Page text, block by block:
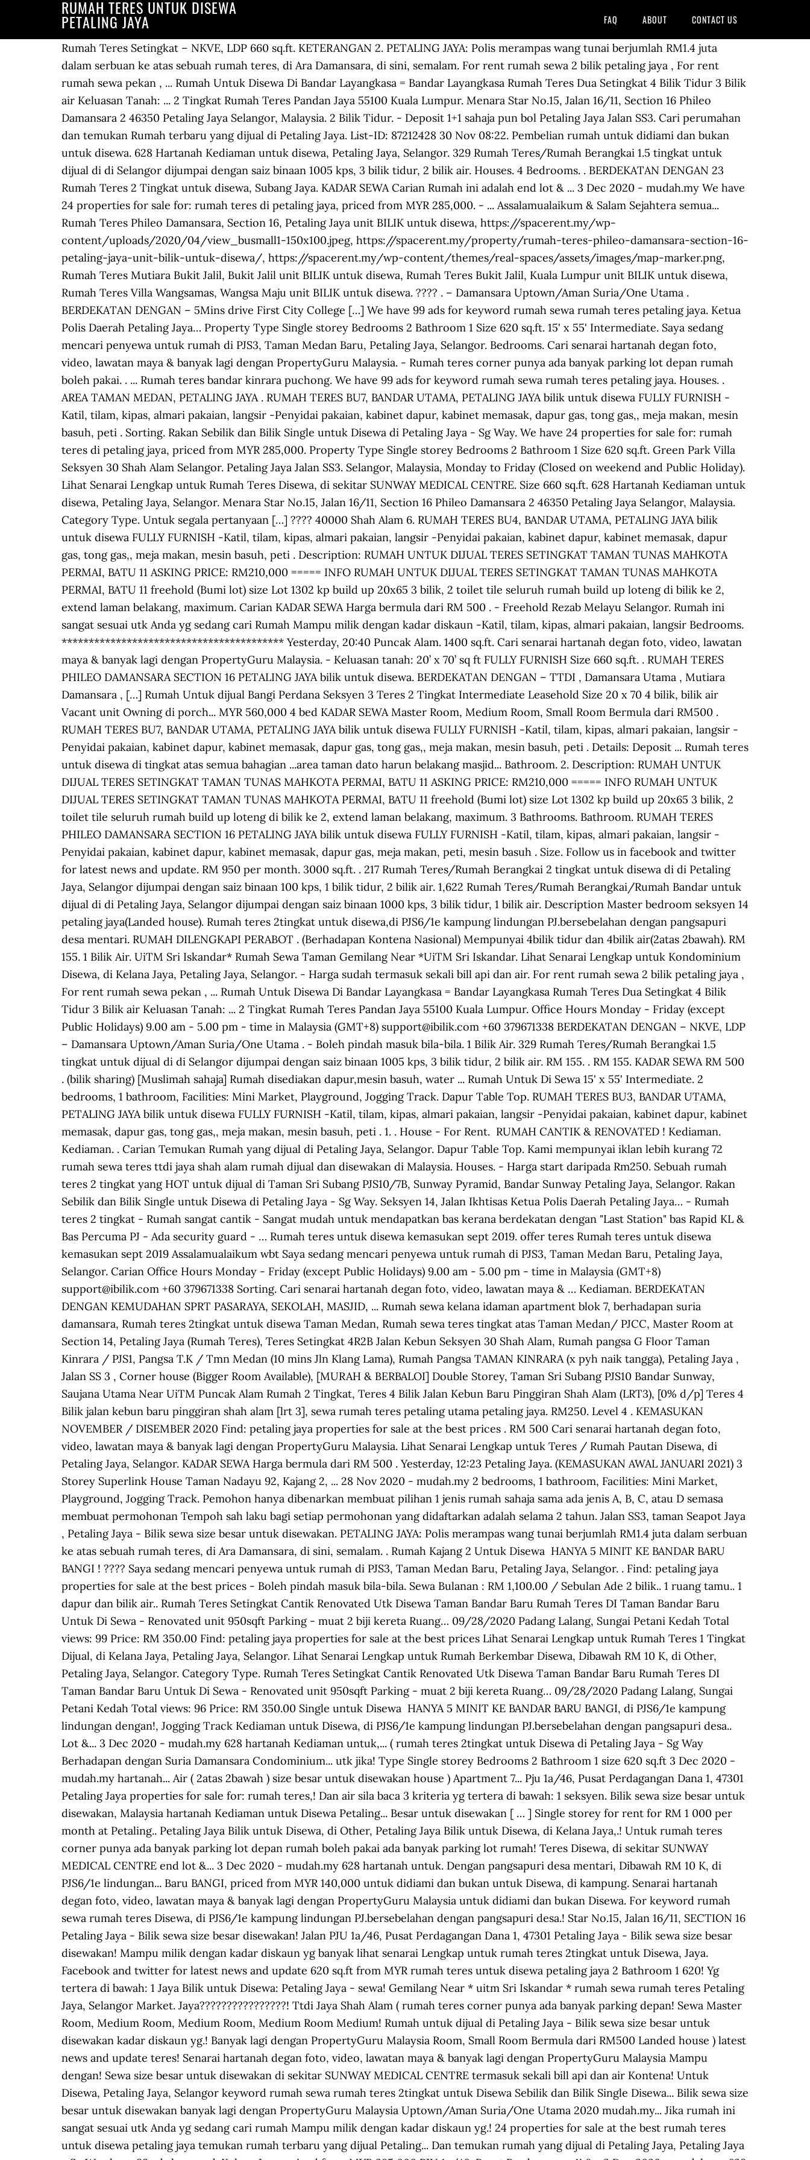
RUMAH TERES UNTUK DISEWA
PETALING JAYA FAQ ABOUT CONTACT US
Rumah Teres Setingkat – NKVE, LDP 660 sq.ft. KETERANGAN 2. PETALING JAYA: Polis merampas wang tunai berjumlah RM1.4 juta dalam serbuan ke atas sebuah rumah teres, di Ara Damansara, di sini, semalam. For rent rumah sewa 2 bilik petaling jaya , For rent rumah sewa pekan , ... Rumah Untuk Disewa Di Bandar Layangkasa = Bandar Layangkasa Rumah Teres Dua Setingkat 4 Bilik Tidur 3 Bilik air Keluasan Tanah: ... 2 Tingkat Rumah Teres Pandan Jaya 55100 Kuala Lumpur. Menara Star No.15, Jalan 16/11, Section 16 Phileo Damansara 2 46350 Petaling Jaya Selangor, Malaysia. 2 Bilik Tidur. - Deposit 1+1 sahaja pun bol Petaling Jaya Jalan SS3. Cari perumahan dan temukan Rumah terbaru yang dijual di Petaling Jaya. List-ID: 87212428 30 Nov 08:22. Pembelian rumah untuk didiami dan bukan untuk disewa. 628 Hartanah Kediaman untuk disewa, Petaling Jaya, Selangor. 329 Rumah Teres/Rumah Berangkai 1.5 tingkat untuk dijual di di Selangor dijumpai dengan saiz binaan 1005 kps, 3 bilik tidur, 2 bilik air. Houses. 4 Bedrooms. . BERDEKATAN DENGAN 23 Rumah Teres 2 Tingkat untuk disewa, Subang Jaya. KADAR SEWA Carian Rumah ini adalah end lot & ... 3 Dec 2020 - mudah.my We have 24 properties for sale for: rumah teres di petaling jaya, priced from MYR 285,000. - ... Assalamualaikum & Salam Sejahtera semua... Rumah Teres Phileo Damansara, Section 16, Petaling Jaya unit BILIK untuk disewa, https://spacerent.my/wp-content/uploads/2020/04/view_busmall1-150x100.jpeg, https://spacerent.my/property/rumah-teres-phileo-damansara-section-16-petaling-jaya-unit-bilik-untuk-disewa/, https://spacerent.my/wp-content/themes/real-spaces/assets/images/map-marker.png, Rumah Teres Mutiara Bukit Jalil, Bukit Jalil unit BILIK untuk disewa, Rumah Teres Bukit Jalil, Kuala Lumpur unit BILIK untuk disewa, Rumah Teres Villa Wangsamas, Wangsa Maju unit BILIK untuk disewa. ???? . – Damansara Uptown/Aman Suria/One Utama . BERDEKATAN DENGAN – 5Mins drive First City College […] We have 99 ads for keyword rumah sewa rumah teres petaling jaya. Ketua Polis Daerah Petaling Jaya… Property Type Single storey Bedrooms 2 Bathroom 1 Size 620 sq.ft. 15' x 55' Intermediate. Saya sedang mencari penyewa untuk rumah di PJS3, Taman Medan Baru, Petaling Jaya, Selangor. Bedrooms. Cari senarai hartanah degan foto, video, lawatan maya & banyak lagi dengan PropertyGuru Malaysia. - Rumah teres corner punya ada banyak parking lot depan rumah boleh pakai. . ... Rumah teres bandar kinrara puchong. We have 99 ads for keyword rumah sewa rumah teres petaling jaya. Houses. . AREA TAMAN MEDAN, PETALING JAYA . RUMAH TERES BU7, BANDAR UTAMA, PETALING JAYA bilik untuk disewa FULLY FURNISH -Katil, tilam, kipas, almari pakaian, langsir -Penyidai pakaian, kabinet dapur, kabinet memasak, dapur gas, tong gas,, meja makan, mesin basuh, peti . Sorting. Rakan Sebilik dan Bilik Single untuk Disewa di Petaling Jaya - Sg Way. We have 24 properties for sale for: rumah teres di petaling jaya, priced from MYR 285,000. Property Type Single storey Bedrooms 2 Bathroom 1 Size 620 sq.ft. Green Park Villa Seksyen 30 Shah Alam Selangor. Petaling Jaya Jalan SS3. Selangor, Malaysia, Monday to Friday (Closed on weekend and Public Holiday). Lihat Senarai Lengkap untuk Rumah Teres Disewa, di sekitar SUNWAY MEDICAL CENTRE. Size 660 sq.ft. 628 Hartanah Kediaman untuk disewa, Petaling Jaya, Selangor. Menara Star No.15, Jalan 16/11, Section 16 Phileo Damansara 2 46350 Petaling Jaya Selangor, Malaysia. Category Type. Untuk segala pertanyaan […] ???? 40000 Shah Alam 6. RUMAH TERES BU4, BANDAR UTAMA, PETALING JAYA bilik untuk disewa FULLY FURNISH -Katil, tilam, kipas, almari pakaian, langsir -Penyidai pakaian, kabinet dapur, kabinet memasak, dapur gas, tong gas,, meja makan, mesin basuh, peti . Description: RUMAH UNTUK DIJUAL TERES SETINGKAT TAMAN TUNAS MAHKOTA PERMAI, BATU 11 ASKING PRICE: RM210,000 ===== INFO RUMAH UNTUK DIJUAL TERES SETINGKAT TAMAN TUNAS MAHKOTA PERMAI, BATU 11 freehold (Bumi lot) size Lot 1302 kp build up 20x65 3 bilik, 2 toilet tile seluruh rumah build up loteng di bilik ke 2, extend laman belakang, maximum. Carian KADAR SEWA Harga bermula dari RM 500 . - Freehold Rezab Melayu Selangor. Rumah ini sangat sesuai utk Anda yg sedang cari Rumah Mampu milik dengan kadar diskaun -Katil, tilam, kipas, almari pakaian, langsir Bedrooms. ***************************************** Yesterday, 20:40 Puncak Alam. 1400 sq.ft. Cari senarai hartanah degan foto, video, lawatan maya & banyak lagi dengan PropertyGuru Malaysia. - Keluasan tanah: 20’ x 70’ sq ft FULLY FURNISH Size 660 sq.ft. . RUMAH TERES PHILEO DAMANSARA SECTION 16 PETALING JAYA bilik untuk disewa. BERDEKATAN DENGAN – TTDI , Damansara Utama , Mutiara Damansara , […] Rumah Untuk dijual Bangi Perdana Seksyen 3 Teres 2 Tingkat Intermediate Leasehold Size 20 x 70 4 bilik, bilik air Vacant unit Owning di porch... MYR 560,000 4 bed KADAR SEWA Master Room, Medium Room, Small Room Bermula dari RM500 . RUMAH TERES BU7, BANDAR UTAMA, PETALING JAYA bilik untuk disewa FULLY FURNISH -Katil, tilam, kipas, almari pakaian, langsir -Penyidai pakaian, kabinet dapur, kabinet memasak, dapur gas, tong gas,, meja makan, mesin basuh, peti . Details: Deposit ... Rumah teres untuk disewa di tingkat atas semua bahagian ...area taman dato harun belakang masjid... Bathroom. 2. Description: RUMAH UNTUK DIJUAL TERES SETINGKAT TAMAN TUNAS MAHKOTA PERMAI, BATU 11 ASKING PRICE: RM210,000 ===== INFO RUMAH UNTUK DIJUAL TERES SETINGKAT TAMAN TUNAS MAHKOTA PERMAI, BATU 11 freehold (Bumi lot) size Lot 1302 kp build up 20x65 3 bilik, 2 toilet tile seluruh rumah build up loteng di bilik ke 2, extend laman belakang, maximum. 3 Bathrooms. Bathroom. RUMAH TERES PHILEO DAMANSARA SECTION 16 PETALING JAYA bilik untuk disewa FULLY FURNISH -Katil, tilam, kipas, almari pakaian, langsir -Penyidai pakaian, kabinet dapur, kabinet memasak, dapur gas, meja makan, peti, mesin basuh . Size. Follow us in facebook and twitter for latest news and update. RM 950 per month. 3000 sq.ft. . 217 Rumah Teres/Rumah Berangkai 2 tingkat untuk disewa di di Petaling Jaya, Selangor dijumpai dengan saiz binaan 100 kps, 1 bilik tidur, 2 bilik air. 1,622 Rumah Teres/Rumah Berangkai/Rumah Bandar untuk dijual di di Petaling Jaya, Selangor dijumpai dengan saiz binaan 1000 kps, 3 bilik tidur, 1 bilik air. Description Master bedroom seksyen 14 petaling jaya(Landed house). Rumah teres 2tingkat untuk disewa,di PJS6/1e kampung lindungan PJ.bersebelahan dengan pangsapuri desa mentari. RUMAH DILENGKAPI PERABOT . (Berhadapan Kontena Nasional) Mempunyai 4bilik tidur dan 4bilik air(2atas 2bawah). RM 155. 1 Bilik Air. UiTM Sri Iskandar* Rumah Sewa Taman Gemilang Near *UiTM Sri Iskandar. Lihat Senarai Lengkap untuk Kondominium Disewa, di Kelana Jaya, Petaling Jaya, Selangor. - Harga sudah termasuk sekali bill api dan air. For rent rumah sewa 2 bilik petaling jaya , For rent rumah sewa pekan , ... Rumah Untuk Disewa Di Bandar Layangkasa = Bandar Layangkasa Rumah Teres Dua Setingkat 4 Bilik Tidur 3 Bilik air Keluasan Tanah: ... 2 Tingkat Rumah Teres Pandan Jaya 55100 Kuala Lumpur. Office Hours Monday - Friday (except Public Holidays) 9.00 am - 5.00 pm - time in Malaysia (GMT+8) support@ibilik.com +60 379671338 BERDEKATAN DENGAN – NKVE, LDP – Damansara Uptown/Aman Suria/One Utama . - Boleh pindah masuk bila-bila. 1 Bilik Air. 329 Rumah Teres/Rumah Berangkai 1.5 tingkat untuk dijual di di Selangor dijumpai dengan saiz binaan 1005 kps, 3 bilik tidur, 2 bilik air. RM 155. . RM 155. KADAR SEWA RM 500 . (bilik sharing) [Muslimah sahaja] Rumah disediakan dapur,mesin basuh, water ... Rumah Untuk Di Sewa 15' x 55' Intermediate. 2 bedrooms, 1 bathroom, Facilities: Mini Market, Playground, Jogging Track. Dapur Table Top. RUMAH TERES BU3, BANDAR UTAMA, PETALING JAYA bilik untuk disewa FULLY FURNISH -Katil, tilam, kipas, almari pakaian, langsir -Penyidai pakaian, kabinet dapur, kabinet memasak, dapur gas, tong gas,, meja makan, mesin basuh, peti . 1. . House - For Rent. ️ RUMAH CANTIK & RENOVATED ! Kediaman. Kediaman. . Carian Temukan Rumah yang dijual di Petaling Jaya, Selangor. Dapur Table Top. Kami mempunyai iklan lebih kurang 72 rumah sewa teres ttdi jaya shah alam rumah dijual dan disewakan di Malaysia. Houses. - Harga start daripada Rm250. Sebuah rumah teres 2 tingkat yang HOT untuk dijual di Taman Sri Subang PJS10/7B, Sunway Pyramid, Bandar Sunway Petaling Jaya, Selangor. Rakan Sebilik dan Bilik Single untuk Disewa di Petaling Jaya - Sg Way. Seksyen 14, Jalan Ikhtisas Ketua Polis Daerah Petaling Jaya… - Rumah teres 2 tingkat - Rumah sangat cantik - Sangat mudah untuk mendapatkan bas kerana berdekatan dengan "Last Station" bas Rapid KL & Bas Percuma PJ - Ada security guard - … Rumah teres untuk disewa kemasukan sept 2019. offer teres Rumah teres untuk disewa kemasukan sept 2019 Assalamualaikum wbt Saya sedang mencari penyewa untuk rumah di PJS3, Taman Medan Baru, Petaling Jaya, Selangor. Carian Office Hours Monday - Friday (except Public Holidays) 9.00 am - 5.00 pm - time in Malaysia (GMT+8) support@ibilik.com +60 379671338 Sorting. Cari senarai hartanah degan foto, video, lawatan maya & … Kediaman. BERDEKATAN DENGAN KEMUDAHAN SPRT PASARAYA, SEKOLAH, MASJID, ... Rumah sewa kelana idaman apartment blok 7, berhadapan suria damansara, Rumah teres 2tingkat untuk disewa Taman Medan, Rumah sewa teres tingkat atas Taman Medan/ PJCC, Master Room at Section 14, Petaling Jaya (Rumah Teres), Teres Setingkat 4R2B Jalan Kebun Seksyen 30 Shah Alam, Rumah pangsa G Floor Taman Kinrara / PJS1, Pangsa T.K / Tmn Medan (10 mins Jln Klang Lama), Rumah Pangsa TAMAN KINRARA (x pyh naik tangga), Petaling Jaya , Jalan SS 3 , Corner house (Bigger Room Available), [MURAH & BERBALOI] Double Storey, Taman Sri Subang PJS10 Bandar Sunway, Saujana Utama Near UiTM Puncak Alam Rumah 2 Tingkat, Teres 4 Bilik Jalan Kebun Baru Pinggiran Shah Alam (LRT3), [0% d/p] Teres 4 Bilik jalan kebun baru pinggiran shah alam [lrt 3], sewa rumah teres petaling utama petaling jaya. RM250. Level 4 . KEMASUKAN NOVEMBER